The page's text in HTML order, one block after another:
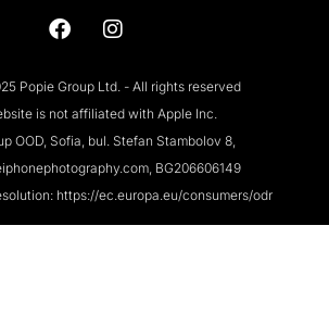
Popie Group Ltd. - All rights reserved
is not affiliated with Apple Inc.
OOD, Sofia, bul. Stefan Stambolov 8,
BG206606149
https://ec.europa.eu/consumers/odr